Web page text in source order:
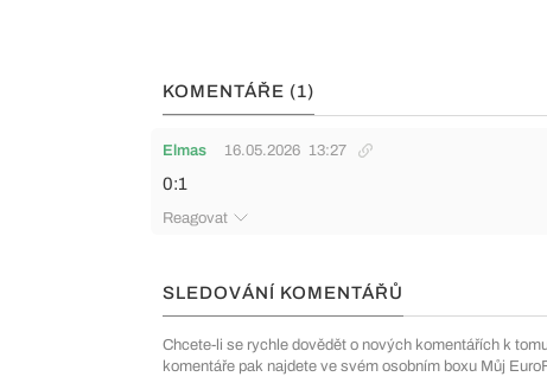
KOMENTÁŘE (1)
Elmas 16.05.2026 13:27
0:1
Reagovat
SLEDOVÁNÍ KOMENTÁŘŮ
Chcete-li se rychle dovědět o nových komentářích k
komentáře pak najdete ve svém osobním boxu Můj